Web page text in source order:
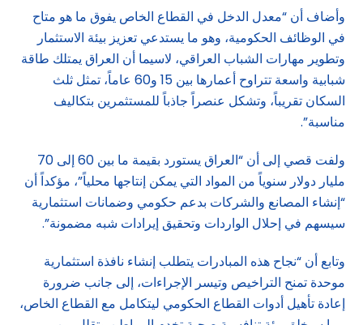
وأضاف أن “معدل الدخل في القطاع الخاص يفوق ما هو متاح
في الوظائف الحكومية، وهو ما يستدعي تعزيز بيئة الاستثمار
وتطوير مهارات الشباب العراقي، لاسيما أن العراق يمتلك طاقة
شبابية واسعة تتراوح أعمارها بين 15 و60 عاماً، تمثل ثلث
السكان تقريباً، وتشكل عنصراً جاذباً للمستثمرين بتكاليف
مناسبة”.
ولفت قصي إلى أن “العراق يستورد بقيمة ما بين 60 إلى 70
مليار دولار سنوياً من المواد التي يمكن إنتاجها محلياً”، مؤكداً أن
“إنشاء المصانع والشركات بدعم حكومي وضمانات استثمارية
سيسهم في إحلال الواردات وتحقيق إيرادات شبه مضمونة”.
وتابع أن “نجاح هذه المبادرات يتطلب إنشاء نافذة استثمارية
موحدة تمنح التراخيص وتيسر الإجراءات، إلى جانب ضرورة
إعادة تأهيل أدوات القطاع الحكومي ليتكامل مع القطاع الخاص،